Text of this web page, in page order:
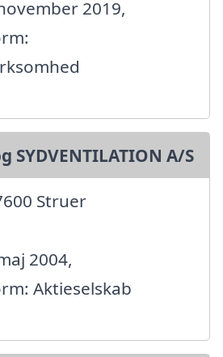
2019,
SYDVENTILATION A/S
Struer
2004,
Aktieselskab